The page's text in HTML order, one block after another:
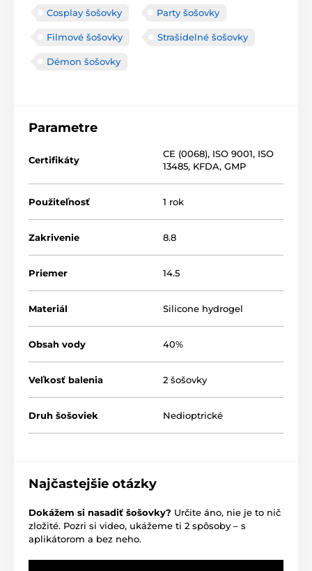
Cosplay šošovky Party šošovky
Filmové šošovky Strašidelné šošovky
Démon šošovky
Parametre
Certifikáty
CE (0068), ISO 9001, ISO
13485, KFDA, GMP
Použiteľnosť 1 rok
Zakrivenie 8.8
Priemer 14.5
Materiál Silicone hydrogel
Obsah vody 40%
Veľkosť balenia 2 šošovky
Druh šošoviek Nedioptrické
Najčastejšie otázky
Dokážem si nasadiť šošovky? Určite áno, nie je to nič
zložité. Pozri si video, ukážeme ti 2 spôsoby – s
aplikátorom a bez neho.